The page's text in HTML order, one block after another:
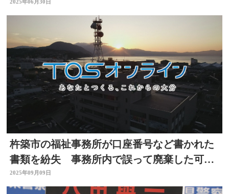
友人に申し訳ない」
2025年06月30日
杵築市の福祉事務所が口座番号など書かれた
書類を紛失 事務所内で誤って廃棄した可能
性 大分
2025年09月09日